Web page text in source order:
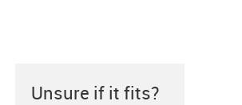
Unsure if it fits?